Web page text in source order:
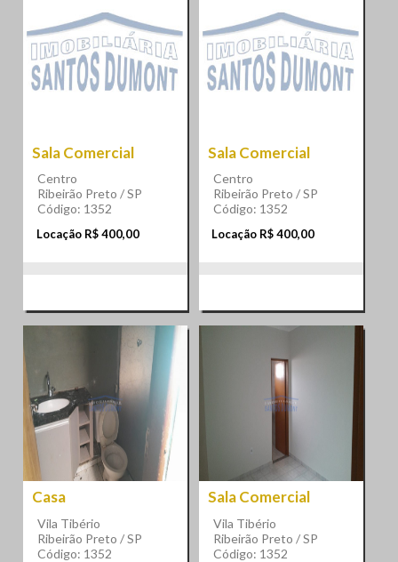
Sala Comercial
Centro
Ribeirão Preto / SP
Código: 1352
Locação R$ 400,00
Sala Comercial
Centro
Ribeirão Preto / SP
Código: 1352
Locação R$ 400,00
Casa
Vila Tibério
Ribeirão Preto / SP
Código: 1352
Sala Comercial
Vila Tibério
Ribeirão Preto / SP
Código: 1352